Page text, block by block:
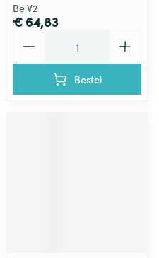
Be V2
€ 64,83
Bestel